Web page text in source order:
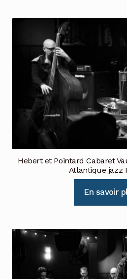
Hebert et Pointard Cabaret
Atlantique jazz
En savoir